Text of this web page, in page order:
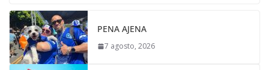
PENA AJENA
7 agosto, 2026